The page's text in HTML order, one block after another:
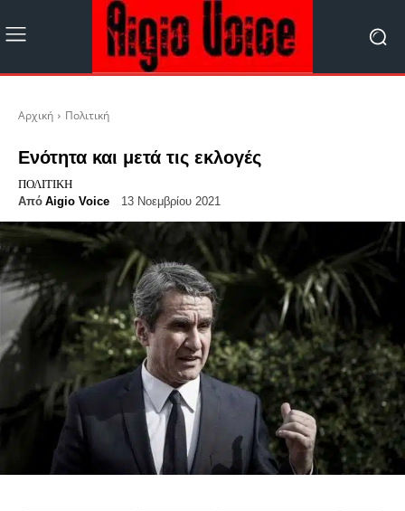
Αρχική Πολιτική
Ενότητα και μετά τις εκλογές
ΠΟΛΙΤΙΚΉ
Από Aigio Voice 13 Νοεμβρίου 2021